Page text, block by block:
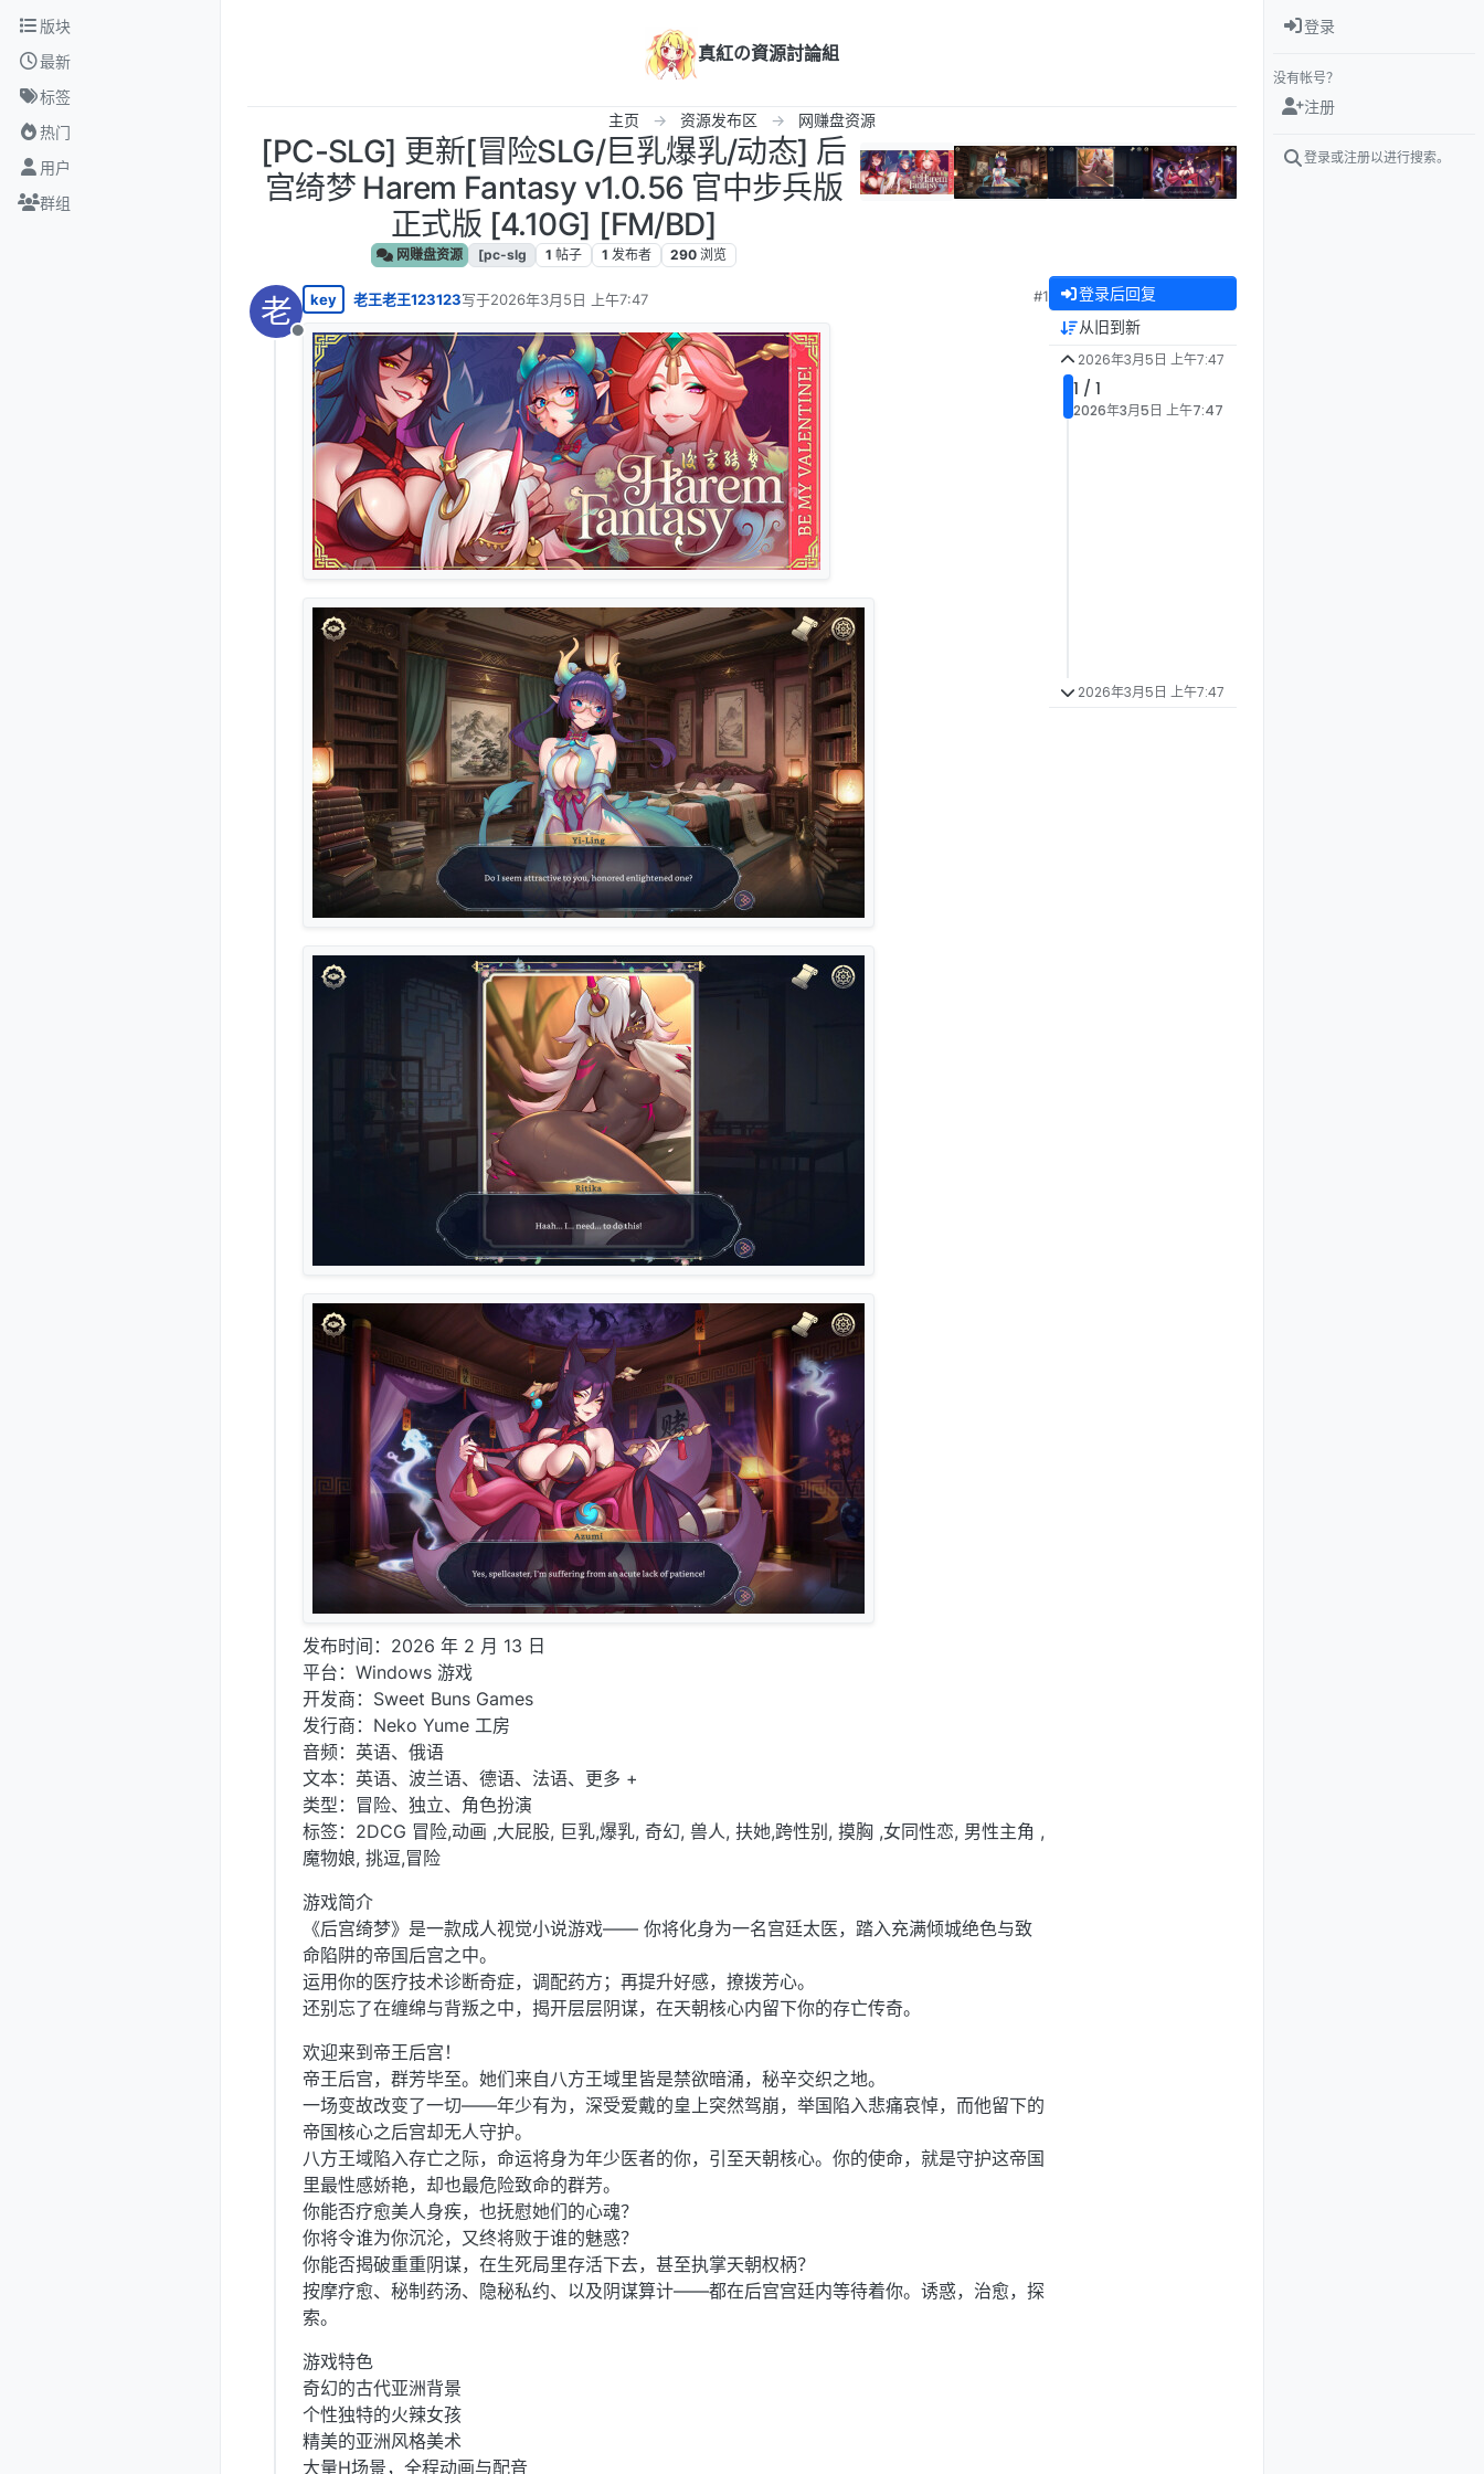
跳转至内容
版块
最新
标签
热门
用户
群组
真紅の資源討論組
主页 资源发布区 网赚盘资源
[PC-SLG] 更新[冒险SLG/巨乳爆乳/动态] 后
宫绮梦 Harem Fantasy v1.0.56 官中步兵版
正式版 [4.10G] [FM/BD]
网赚盘资源 [pc-slg 1 帖子 1 发布者 290 浏览
老
离线
key 老王老王123123写于2026年3月5日 上午7:47
最后由 编辑
#1
发布时间：2026 年 2 月 13 日
平台：Windows 游戏
开发商：Sweet Buns Games
发行商：Neko Yume 工房
音频：英语、俄语
文本：英语、波兰语、德语、法语、更多 +
类型：冒险、独立、角色扮演
标签：2DCG 冒险,动画 ,大屁股, 巨乳,爆乳, 奇幻, 兽人, 扶她,跨性别, 摸胸 ,女同性恋, 男性主角 ,
魔物娘, 挑逗,冒险
游戏简介
《后宫绮梦》是一款成人视觉小说游戏—— 你将化身为一名宫廷太医，踏入充满倾城绝色与致
命陷阱的帝国后宫之中。
运用你的医疗技术诊断奇症，调配药方；再提升好感，撩拨芳心。
还别忘了在缠绵与背叛之中，揭开层层阴谋，在天朝核心内留下你的存亡传奇。
欢迎来到帝王后宫！
帝王后宫，群芳毕至。她们来自八方王域里皆是禁欲暗涌，秘辛交织之地。
一场变故改变了一切——年少有为，深受爱戴的皇上突然驾崩，举国陷入悲痛哀悼，而他留下的
帝国核心之后宫却无人守护。
八方王域陷入存亡之际，命运将身为年少医者的你，引至天朝核心。你的使命，就是守护这帝国
里最性感娇艳，却也最危险致命的群芳。
你能否疗愈美人身疾，也抚慰她们的心魂？
你将令谁为你沉沦，又终将败于谁的魅惑？
你能否揭破重重阴谋，在生死局里存活下去，甚至执掌天朝权柄？
按摩疗愈、秘制药汤、隐秘私约、以及阴谋算计——都在后宫宫廷内等待着你。诱惑，治愈，探
索。
游戏特色
奇幻的古代亚洲背景
个性独特的火辣女孩
精美的亚洲风格美术
大量H场景，全程动画与配音
登录后回复
从旧到新
2026年3月5日 上午7:47
1 / 1
2026年3月5日 上午7:47
2026年3月5日 上午7:47
登录
没有帐号？
注册
登录或注册以进行搜索。